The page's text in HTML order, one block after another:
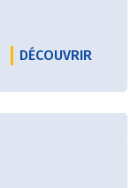
DÉCOUVRIR